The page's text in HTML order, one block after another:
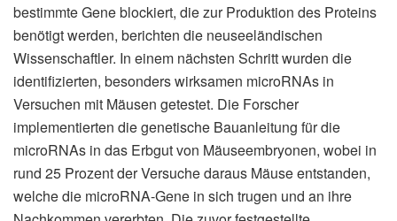
bestimmte Gene blockiert, die zur Produktion des Proteins
benötigt werden, berichten die neuseeländischen
Wissenschaftler. In einem nächsten Schritt wurden die
identifizierten, besonders wirksamen microRNAs in
Versuchen mit Mäusen getestet. Die Forscher
implementierten die genetische Bauanleitung für die
microRNAs in das Erbgut von Mäuseembryonen, wobei in
rund 25 Prozent der Versuche daraus Mäuse entstanden,
welche die microRNA-Gene in sich trugen und an ihre